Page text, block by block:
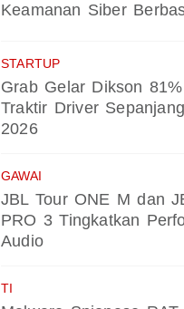
Keamanan Siber
STARTUP
Grab Gelar Dikson
Traktir Driver
2026
GAWAI
JBL Tour ONE M dan
PRO 3 Tingkatkan
Audio
TI